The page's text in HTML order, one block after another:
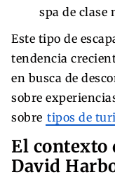
spa de clase
Este tipo de
tendencia
en busca de
sobre
sobre tipos de
El contexto
David